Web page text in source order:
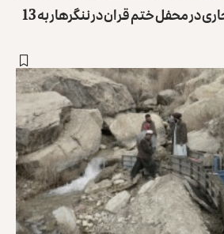
شمار تلفات حمله انتحاری در محفل ختم قران در ننگرهار به 13